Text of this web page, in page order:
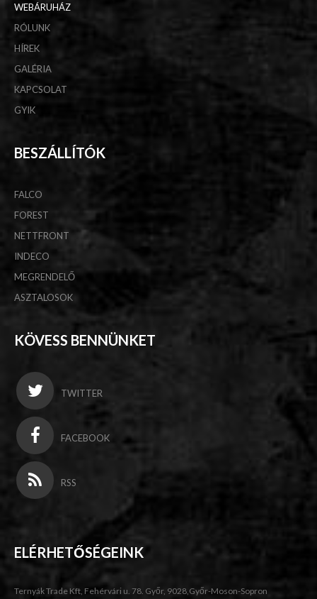
WEBÁRUHÁZ
RÓLUNK
HÍREK
GALÉRIA
KAPCSOLAT
GYIK
BESZÁLLÍTÓK
FALCO
FOREST
NETTFRONT
INDECO
MEGRENDELŐ
ASZTALOSOK
KÖVESS BENNÜNKET
TWITTER
FACEBOOK
RSS
ELÉRHETŐSÉGEINK
Ternyák Trade Kft, Fehérvári u. 78. Győr, 9028,Győr-Moson-Sopron